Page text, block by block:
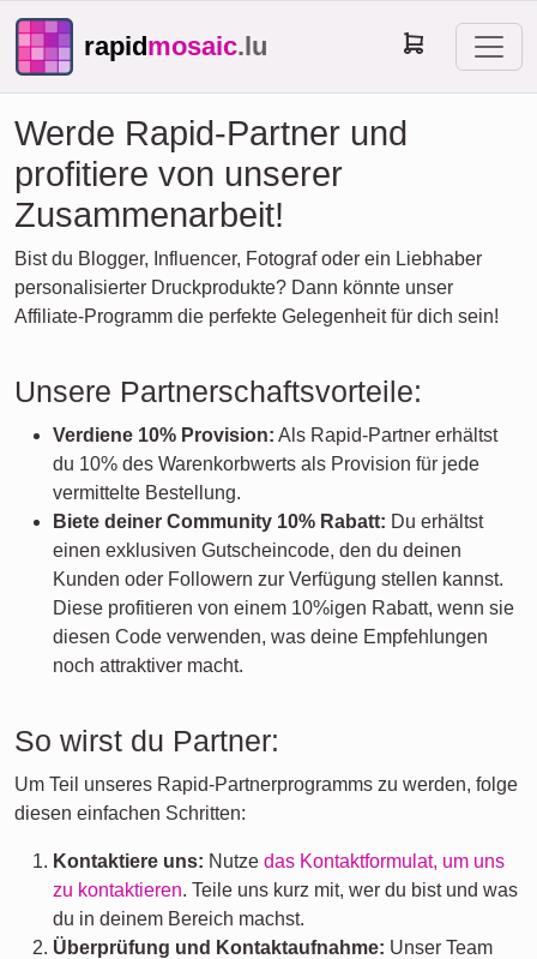
rapidmosaic.lu
Werde Rapid-Partner und
profitiere von unserer
Zusammenarbeit!
Bist du Blogger, Influencer, Fotograf oder ein Liebhaber
personalisierter Druckprodukte? Dann könnte unser
Affiliate-Programm die perfekte Gelegenheit für dich sein!
Unsere Partnerschaftsvorteile:
Verdiene 10% Provision: Als Rapid-Partner erhältst
du 10% des Warenkorbwerts als Provision für jede
vermittelte Bestellung.
Biete deiner Community 10% Rabatt: Du erhältst
einen exklusiven Gutscheincode, den du deinen
Kunden oder Followern zur Verfügung stellen kannst.
Diese profitieren von einem 10%igen Rabatt, wenn sie
diesen Code verwenden, was deine Empfehlungen
noch attraktiver macht.
So wirst du Partner:
Um Teil unseres Rapid-Partnerprogramms zu werden, folge
diesen einfachen Schritten:
Kontaktiere uns: Nutze das Kontaktformulat, um uns
zu kontaktieren. Teile uns kurz mit, wer du bist und was
du in deinem Bereich machst.
Überprüfung und Kontaktaufnahme: Unser Team